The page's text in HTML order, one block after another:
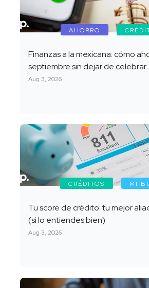
AHORRO
Finanzas a la mexicana: cómo
septiembre sin dejar de celebrar
Aug 3, 2026
CRÉDITOS MI
Tu score de crédito: tu mejor
(si lo entiendes bien)
Aug 3, 2026